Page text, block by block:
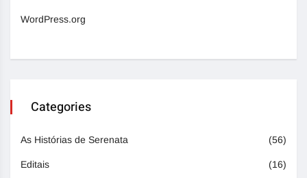
WordPress.org
Categories
As Histórias de Serenata (56)
Editais (16)